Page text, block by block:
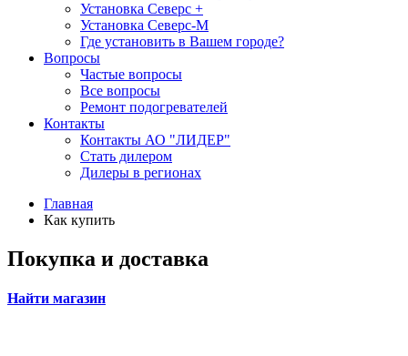
Установка Северс +
Установка Северс-М
Где установить в Вашем городе?
Вопросы
Частые вопросы
Все вопросы
Ремонт подогревателей
Контакты
Контакты АО "ЛИДЕР"
Стать дилером
Дилеры в регионах
Главная
Как купить
Покупка и доставка
Найти магазин